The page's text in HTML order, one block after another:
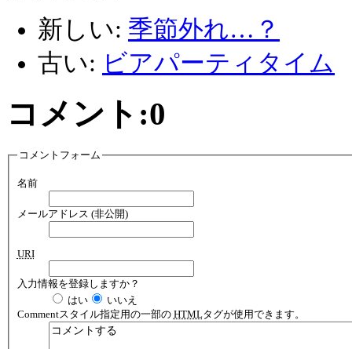
新しい: 季節外れ…？
古い: ビアパーティタイム
コメント:0
コメントフォーム
名前
メールアドレス (非公開)
URI
入力情報を登録しますか？
はい
いいえ
Commentスタイル指定用の一部の HTMLタグが使用できます。